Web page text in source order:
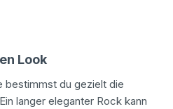
Look
bestimmst du gezielt die
langer eleganter Rock kann